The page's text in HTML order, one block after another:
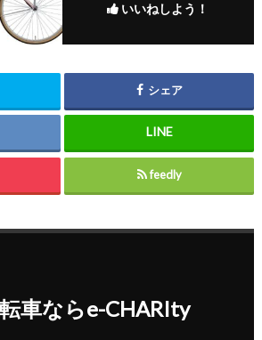
いいねしよう！
シェア
feedly
車ならe-CHARIty